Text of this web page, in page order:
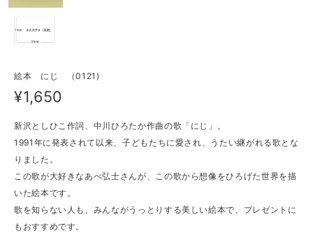
絵本 にじ （0121)
¥1,650
新沢としひこ作詞、中川ひろたか作曲の歌「にじ」。
1991年に発表されて以来、子どもたちに愛され、うたい継がれる歌とな
りました。
この歌が大好きなあべ弘士さんが、この歌から想像をひろげた世界を描
いた絵本です。
歌を知らない人も、みんながうっとりする美しい絵本で、プレゼントに
もおすすめです。